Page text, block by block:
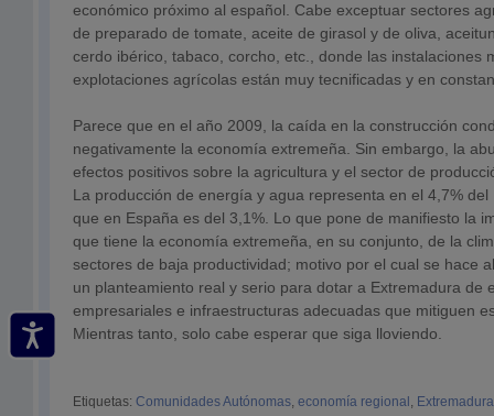
económico próximo al español. Cabe exceptuar sectores
de preparado de tomate, aceite de girasol y de oliva,
cerdo ibérico, tabaco, corcho, etc., donde las instalaciones
explotaciones agrícolas están muy tecnificadas y en
Parece que en el año 2009, la caída en la construcción
negativamente la economía extremeña. Sin embargo, la
efectos positivos sobre la agricultura y el sector de
La producción de energía y agua representa en el 4,7%
que en España es del 3,1%. Lo que pone de manifiesto la
que tiene la economía extremeña, en su conjunto, de la
sectores de baja productividad; motivo por el cual se hace
un planteamiento real y serio para dotar a Extremadura de
empresariales e infraestructuras adecuadas que mitiguen
Mientras tanto, solo cabe esperar que siga lloviendo.
Etiquetas: Comunidades Autónomas, economía regional , Extremadura